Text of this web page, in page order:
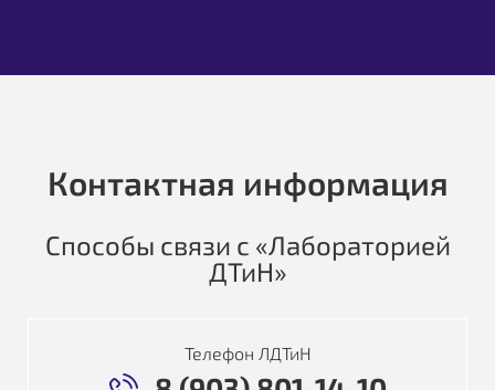
Контактная информация
Способы связи с «Лабораторией
ДТиН»
Телефон ЛДТиН